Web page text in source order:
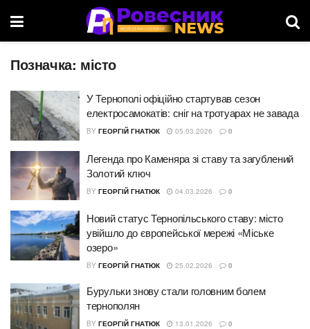
Позначка: місто
У Тернополі офіційно стартував сезон
електросамокатів: сніг на тротуарах не завада
BY ГЕОРГІЙ ГНАТЮК 05.03.2026 0
Легенда про Каменяра зі ставу та загублений
Золотий ключ
BY ГЕОРГІЙ ГНАТЮК 04.03.2026 0
Новий статус Тернопільського ставу: місто
увійшло до європейської мережі «Міське
озеро»
BY ГЕОРГІЙ ГНАТЮК 25.02.2026 0
Бурульки знову стали головним болем
тернополян
BY ГЕОРГІЙ ГНАТЮК 13.01.2026 0